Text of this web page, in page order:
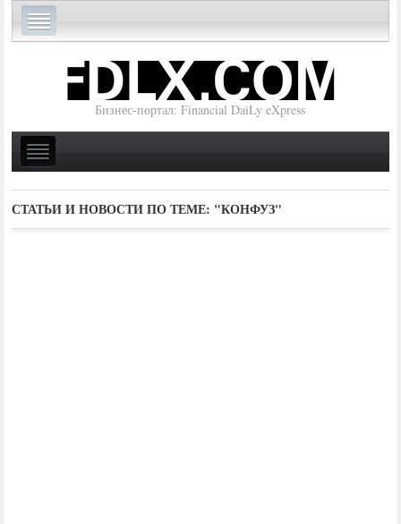
Бизнес-портал: Financial DaiLy eXpress
СТАТЬИ И НОВОСТИ ПО ТЕМЕ: "КОНФУЗ"